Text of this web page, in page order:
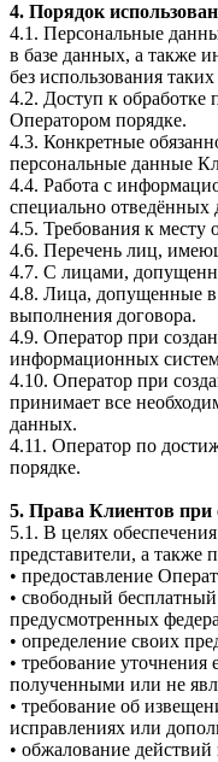
4. Порядок
4.1. Персональные
в базе данных, а также
без использования
4.2. Доступ к обработке
Оператором порядке.
4.3. Конкретные
персональные данные
4.4. Работа с
специально отведённых
4.5. Требования к месту
4.6. Перечень лиц,
4.7. С лицами,
4.8. Лица, допущенные в
выполнения договора.
4.9. Оператор при
информационных
4.10. Оператор при
принимает все
данных.
4.11. Оператор по
порядке.
5. Права Клиентов при
5.1. В целях
представители, а также
• предоставление
• свободный
предусмотренных
• определение своих
• требование
полученными или не
• требование об
исправлениях или
• обжалование